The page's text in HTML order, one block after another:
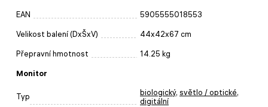
EAN 5905555018553
Velikost balení (DxŠxV) 44x42x67 cm
Přepravní hmotnost 14.25 kg
Monitor
Typ biologický, světlo / optické,
digitální